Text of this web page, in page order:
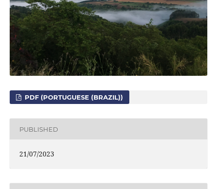
PDF (PORTUGUESE (BRAZIL))
PUBLISHED
21/07/2023